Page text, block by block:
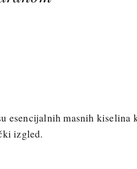
esencijalnih masnih kiselina
izgled.